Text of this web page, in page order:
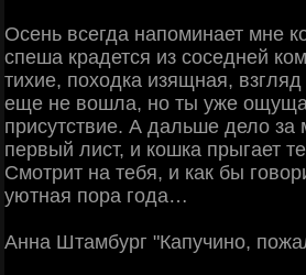
Осень всегда напоминает мне
спеша крадется из соседней
тихие, походка изящная,
еще не вошла, но ты уже
присутствие. А дальше дело
первый лист, и кошка прыгает
Смотрит на тебя, и как бы
уютная пора года…
Анна Штамбург "Капучино,